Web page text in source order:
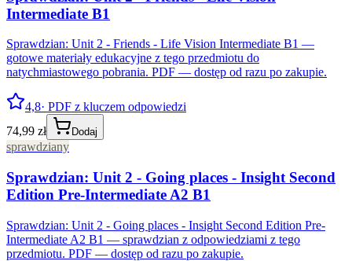
Intermediate B1
Sprawdzian: Unit 2 - Friends - Life Vision Intermediate B1 —
gotowe materiały edukacyjne z tego przedmiotu do
natychmiastowego pobrania. PDF — dostęp od razu po zakupie.
4,8· PDF z kluczem odpowiedzi
74,99 zł
Dodaj
sprawdziany
Sprawdzian: Unit 2 - Going places - Insight Second
Edition Pre-Intermediate A2 B1
Sprawdzian: Unit 2 - Going places - Insight Second Edition Pre-
Intermediate A2 B1 — sprawdzian z odpowiedziami z tego
przedmiotu. PDF — dostęp od razu po zakupie.